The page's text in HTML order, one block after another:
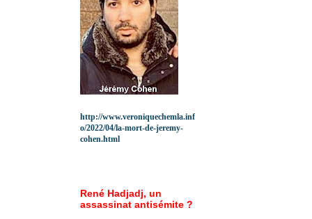
http://www.veroniquechemla.inf
o/2022/04/la-mort-de-jeremy-
cohen.html
René Hadjadj, un
assassinat antisémite ?